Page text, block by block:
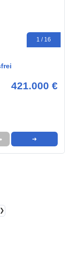
1 / 16
421.000 €
➜